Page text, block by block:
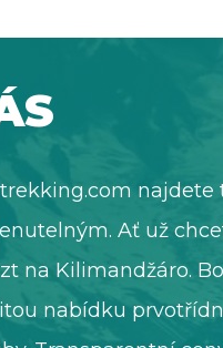
najdete
Ať už
na Kilimandžáro.
nabídku